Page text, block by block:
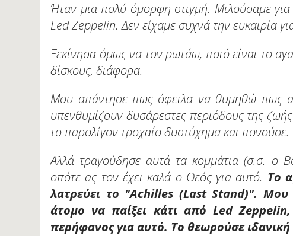
Ήταν μια πολύ όμορφη στιγμή. Μιλούσαμε
Led Zeppelin. Δεν είχαμε συχνά την ευκαιρία
Ξεκίνησα όμως να τον ρωτάω, ποιό είναι το
δίσκους, διάφορα.
Μου απάντησε πως όφειλα να θυμηθώ πως
υπενθυμίζουν δυσάρεστες περιόδους της
το παρολίγον τροχαίο δυστύχημα και πονούσε.
Αλλά τραγούδησε αυτά τα κομμάτια (σ.σ. ο
οπότε ας τον έχει καλά ο Θεός για αυτό. Το
λατρεύει το "Achilles (Last Stand)".
άτομο να παίξει κάτι από Led
περήφανος για αυτό. Το θεωρούσε